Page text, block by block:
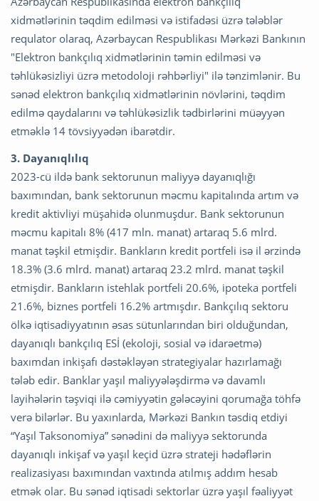
xidmətlərinin təqdim edilməsi və istifadəsi üzrə tələblər
requlator olaraq, Azərbaycan Respublikası Mərkəzi Bankının
"Elektron bankçılıq xidmətlərinin təmin edilməsi və
təhlükəsizliyi üzrə metodoloji rəhbərliyi" ilə tənzimlənir. Bu
sənəd elektron bankçılıq xidmətlərinin növlərini, təqdim
edilmə qaydalarını və təhlükəsizlik tədbirlərini müəyyən
etməklə 14 tövsiyyədən ibarətdir.
3. Dayanıqlılıq
2023-cü ildə bank sektorunun maliyyə dayanıqlığı
baxımından, bank sektorunun məcmu kapitalında artım və
kredit aktivliyi müşahidə olunmuşdur. Bank sektorunun
məcmu kapitalı 8% (417 mln. manat) artaraq 5.6 mlrd.
manat təşkil etmişdir. Bankların kredit portfeli isə il ərzində
18.3% (3.6 mlrd. manat) artaraq 23.2 mlrd. manat təşkil
etmişdir. Bankların istehlak portfeli 20.6%, ipoteka portfeli
21.6%, biznes portfeli 16.2% artmışdır. Bankçılıq sektoru
ölkə iqtisadiyyatının əsas sütunlarından biri olduğundan,
dayanıqlı bankçılıq ESİ (ekoloji, sosial və idarəetmə)
baxımdan inkişafı dəstəkləyən strategiyalar hazırlamağı
tələb edir. Banklar yaşıl maliyyələşdirmə və davamlı
layihələrin təşviqi ilə cəmiyyətin gələcəyini qorumağa töhfə
verə bilərlər. Bu yaxınlarda, Mərkəzi Bankın təsdiq etdiyi
“Yaşıl Taksonomiya” sənədini də maliyyə sektorunda
dayanıqlı inkişaf və yaşıl keçid üzrə strateji hədəflərin
realizasiyası baxımından vaxtında atılmış addım hesab
etmək olar. Bu sənəd iqtisadi sektorlar üzrə yaşıl fəaliyyət